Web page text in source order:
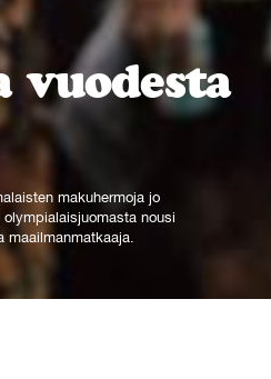
vuodesta
makuhermoja jo
nousi
maailmanmatkaaja.